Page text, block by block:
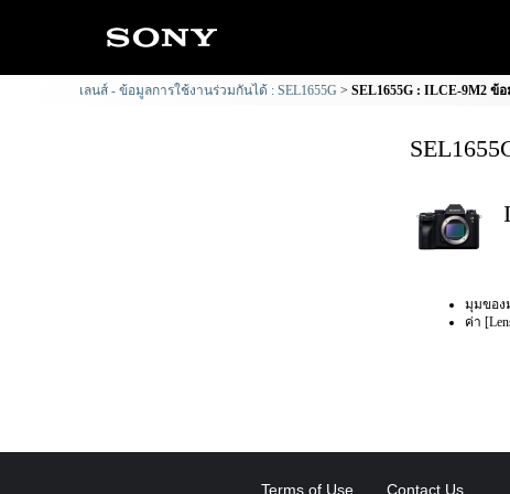
เลนส์ - ข้อมูลการใช้งานร่วมกันได้ : SEL1655G SEL1655G : ILCE-9M2 ข้
มุมของ
ค่า
Terms of Use Contact Us